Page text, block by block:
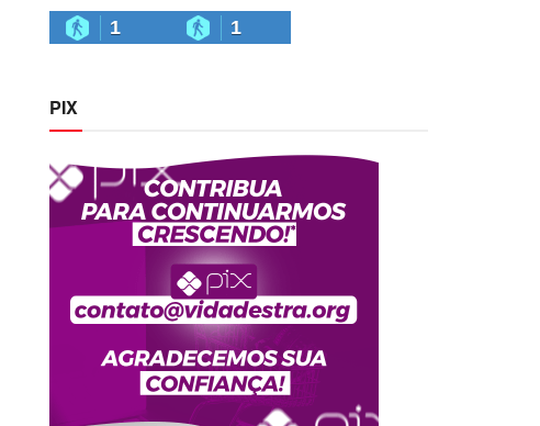
1 1
PIX